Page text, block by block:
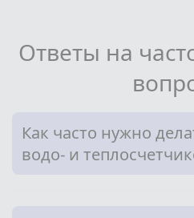
Ответы на
Как часто нужно
водо- и